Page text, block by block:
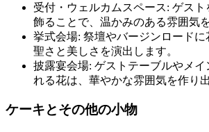
受付・ウェルカムスペース: ゲス
飾ることで、温かみのある雰囲気
挙式会場: 祭壇やバージンロード
聖さと美しさを演出します。
披露宴会場: ゲストテーブルやメイ
れる花は、華やかな雰囲気を作り
ケーキとその他の小物